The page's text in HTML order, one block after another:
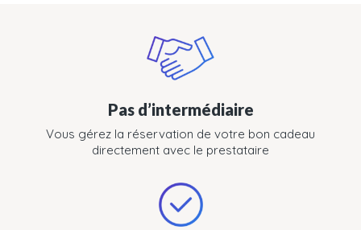
Pas d’intermédiaire
Vous gérez la réservation de votre bon cadeau
directement avec le prestataire